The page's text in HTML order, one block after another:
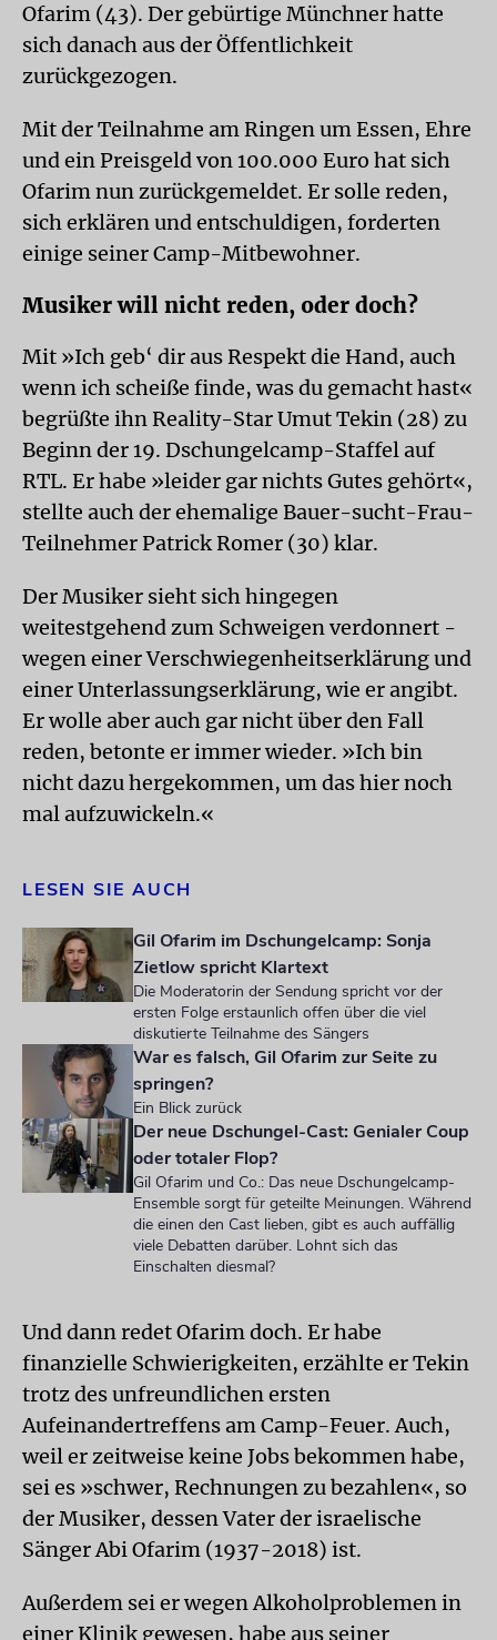
Ofarim (43). Der gebürtige Münchner hatte
sich danach aus der Öffentlichkeit
zurückgezogen.
Mit der Teilnahme am Ringen um Essen, Ehre
und ein Preisgeld von 100.000 Euro hat sich
Ofarim nun zurückgemeldet. Er solle reden,
sich erklären und entschuldigen, forderten
einige seiner Camp-Mitbewohner.
Musiker will nicht reden, oder doch?
Mit »Ich geb‘ dir aus Respekt die Hand, auch
wenn ich scheiße finde, was du gemacht hast«
begrüßte ihn Reality-Star Umut Tekin (28) zu
Beginn der 19. Dschungelcamp-Staffel auf
RTL. Er habe »leider gar nichts Gutes gehört«,
stellte auch der ehemalige Bauer-sucht-Frau-
Teilnehmer Patrick Romer (30) klar.
Der Musiker sieht sich hingegen
weitestgehend zum Schweigen verdonnert -
wegen einer Verschwiegenheitserklärung und
einer Unterlassungserklärung, wie er angibt.
Er wolle aber auch gar nicht über den Fall
reden, betonte er immer wieder. »Ich bin
nicht dazu hergekommen, um das hier noch
mal aufzuwickeln.«
LESEN SIE AUCH
Gil Ofarim im Dschungelcamp: Sonja
Zietlow spricht Klartext
Die Moderatorin der Sendung spricht vor der
ersten Folge erstaunlich offen über die viel
diskutierte Teilnahme des Sängers
War es falsch, Gil Ofarim zur Seite zu
springen?
Ein Blick zurück
Der neue Dschungel-Cast: Genialer Coup
oder totaler Flop?
Gil Ofarim und Co.: Das neue Dschungelcamp-
Ensemble sorgt für geteilte Meinungen. Während
die einen den Cast lieben, gibt es auch auffällig
viele Debatten darüber. Lohnt sich das
Einschalten diesmal?
Und dann redet Ofarim doch. Er habe
finanzielle Schwierigkeiten, erzählte er Tekin
trotz des unfreundlichen ersten
Aufeinandertreffens am Camp-Feuer. Auch,
weil er zeitweise keine Jobs bekommen habe,
sei es »schwer, Rechnungen zu bezahlen«, so
der Musiker, dessen Vater der israelische
Sänger Abi Ofarim (1937-2018) ist.
Außerdem sei er wegen Alkoholproblemen in
einer Klinik gewesen, habe aus seiner